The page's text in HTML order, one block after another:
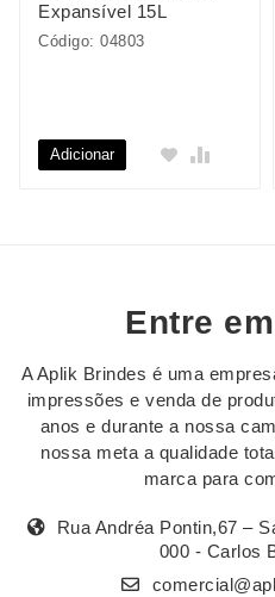
Expansível 15L
Código: 04803
Adicionar
Entre
A Aplik Brindes é uma
impressões e venda de
anos e durante a nossa
nossa meta a qualidade
marca para
Rua Andréa Pontin,67 –
000 - Carlos